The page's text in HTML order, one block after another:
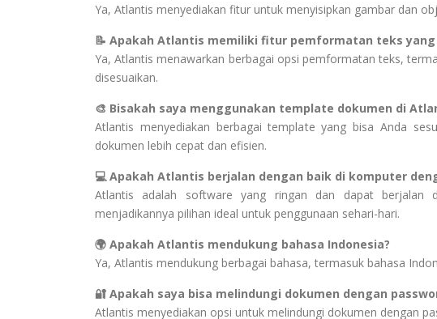
Ya, Atlantis menyediakan fitur untuk menyisipkan gambar dan
📝 Apakah Atlantis memiliki fitur pemformatan teks yang
Ya, Atlantis menawarkan berbagai opsi pemformatan teks,
disesuaikan.
🎨 Bisakah saya menggunakan template dokumen di
Atlantis menyediakan berbagai template yang bisa Anda
dokumen lebih cepat dan efisien.
💻 Apakah Atlantis berjalan dengan baik di komputer
Atlantis adalah software yang ringan dan dapat berjalan
menjadikannya pilihan ideal untuk penggunaan sehari-hari.
🌍 Apakah Atlantis mendukung bahasa Indonesia?
Ya, Atlantis mendukung berbagai bahasa, termasuk bahasa
🔐 Apakah saya bisa melindungi dokumen dengan
Atlantis menyediakan opsi untuk melindungi dokumen dengan